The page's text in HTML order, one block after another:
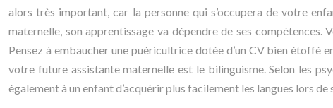
alors très important, car la personne qui s’occupera de votre
maternelle, son apprentissage va dépendre de ses compétences.
Pensez à embaucher une puéricultrice dotée d’un CV bien étoffé
votre future assistante maternelle est le bilinguisme. Selon les
également à un enfant d’acquérir plus facilement les langues lors de